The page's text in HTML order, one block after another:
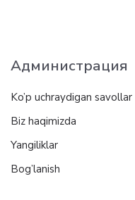
Администрация
Ko’p uchraydigan savollar
Biz haqimizda
Yangiliklar
Bog’lanish